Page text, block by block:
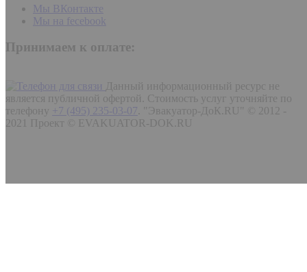
Мы ВКонтакте
Мы на fecebook
Принимаем к оплате:
Данный информационный ресурс не
является публичной офертой. Стоимость услуг уточняйте по
телефону
+7 (495) 235-03-07 "Эвакуатор-ДоК.RU" © 2012 -
2021 Проект © EVAKUATOR-DOK.RU